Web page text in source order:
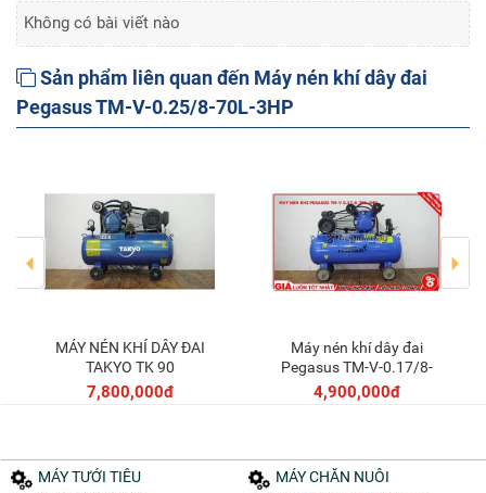
Không có bài viết nào
Sản phẩm liên quan đến Máy nén khí dây đai
Pegasus TM-V-0.25/8-70L-3HP
Thêm vào giỏ
MÁY NÉN KHÍ DÂY ĐAI
TAKYO TK 90
7,800,000đ
Thêm vào giỏ
Máy nén khí dây đai
Pegasus TM-V-0.17/8-
70L-2HP
4,900,000đ
MÁY TƯỚI TIÊU
MÁY CHĂN NUÔI